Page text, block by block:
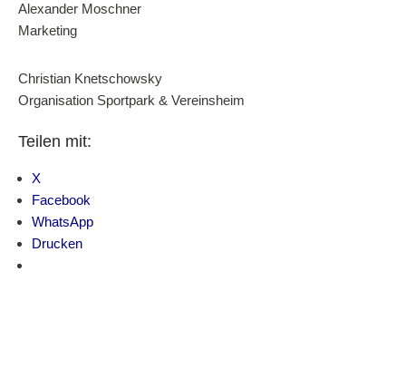
Alexander Moschner
Marketing
Christian Knetschowsky
Organisation Sportpark & Vereinsheim
Teilen mit:
X
Facebook
WhatsApp
Drucken